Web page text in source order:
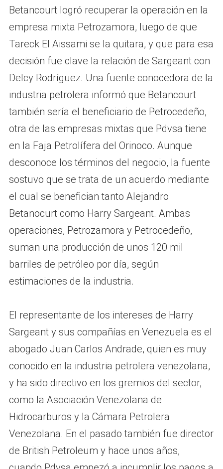
Betancourt logró recuperar la operación en la
empresa mixta Petrozamora, luego de que
Tareck El Aissami se la quitara, y que para esa
decisión fue clave la relación de Sargeant con
Delcy Rodríguez. Una fuente conocedora de la
industria petrolera informó que Betancourt
también sería el beneficiario de Petrocedeño,
otra de las empresas mixtas que Pdvsa tiene
en la Faja Petrolífera del Orinoco. Aunque
desconoce los términos del negocio, la fuente
sostuvo que se trata de un acuerdo mediante
el cual se benefician tanto Alejandro
Betanocurt como Harry Sargeant. Ambas
operaciones, Petrozamora y Petrocedeño,
suman una producción de unos 120 mil
barriles de petróleo por día, según
estimaciones de la industria.
El representante de los intereses de Harry
Sargeant y sus compañías en Venezuela es el
abogado Juan Carlos Andrade, quien es muy
conocido en la industria petrolera venezolana,
y ha sido directivo en los gremios del sector,
como la Asociación Venezolana de
Hidrocarburos y la Cámara Petrolera
Venezolana. En el pasado también fue director
de British Petroleum y hace unos años,